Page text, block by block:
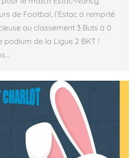
de Footbal, l’Estac a remprté
au classement 3 Buts à 0
podium de la Ligue 2 BKT !